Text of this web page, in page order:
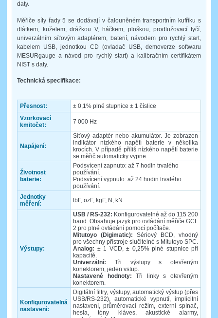
daty.
Měřiče síly řady 5 se dodávají v čalouněném transportním kufříku s
dlátkem, kuželem, drážkou V, háčkem, ploškou, prodlužovací tyčí,
univerzálním síťovým adaptérem, baterií, návodem pro rychlý start,
kabelem USB, jednotkou CD (ovladač USB, demoverze softwaru
MESURgauge a návod pro rychlý start) a kalibračním certifikátem
NIST s daty.
Technická specifikace:
Přesnost:
± 0,1% plné stupnice ± 1 číslice
Vzorkovací
kmitočet:
7 000 Hz
Napájení:
Síťový adaptér nebo akumulátor. Je zobrazen
indikátor nízkého napětí baterie v několika
krocích. V případě příliš nízkého napětí baterie
se měřič automaticky vypne.
Životnost
baterie:
Podsvícení zapnuto: až 7 hodin trvalého
používání.
Podsvícení vypnuto: až 24 hodin trvalého
používání.
Jednotky
měření:
lbF, ozF, kgF, N, kN
Výstupy:
USB / RS-232: Konfigurovatelné až do 115 200
baud. Obsahuje jazyk pro ovládání měřiče GCL
2 pro plné ovládání pomocí počítače.
Mitutoyo (Digimatic): Sériový BCD, vhodný
pro všechny přístroje slučitelné s Mitutoyo SPC.
Analog: ± 1 VCD, ± 0,25% plné stupnice při
kapacitě.
Univerzální: Tři výstupy s otevřeným
konektorem, jeden vstup.
Nastavené hodnoty: Tři linky s otevřeným
konektorem.
Konfigurovatelná
nastavení:
Digitální filtry, výstupy, automatický výstup (přes
USB/RS-232), automatické vypnutí, implicitní
nastavení, průměrovací režim, externí spínač,
hesla, tóny kláves, akustické alarmy,